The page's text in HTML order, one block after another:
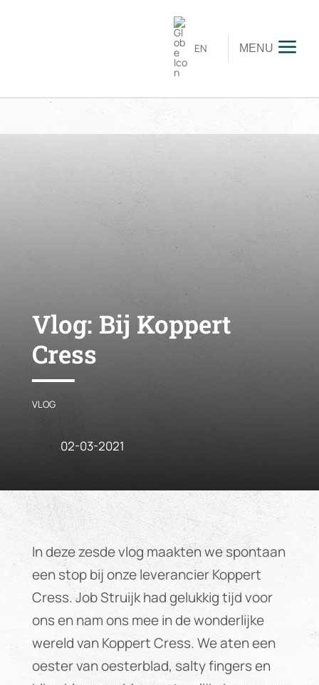
EN MENU
Vlog: Bij Koppert
Cress
VLOG
02-03-2021
In deze zesde vlog maakten we spontaan
een stop bij onze leverancier Koppert
Cress. Job Struijk had gelukkig tijd voor
ons en nam ons mee in de wonderlijke
wereld van Koppert Cress. We aten een
oester van oesterblad, salty fingers en